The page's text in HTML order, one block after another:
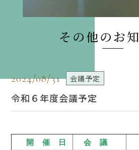
その他のお
2024/08/31 会議予定
令和６年度会議予定
開 催 日 会 議